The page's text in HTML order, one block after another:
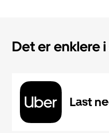
Det er enklere
Last